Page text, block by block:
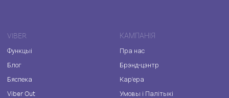
VIBER
Функцыі
Блог
Бяспека
Viber Out
КАМПАНІЯ
Пра нас
Брэнд-цэнтр
Кар'ера
Умовы і Палітыкі